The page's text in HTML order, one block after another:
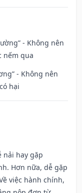
- Không nên
nếm qua
- Không nên
hại
nải hay gặp
Hơn nữa, dễ gặp
việc hành chính,